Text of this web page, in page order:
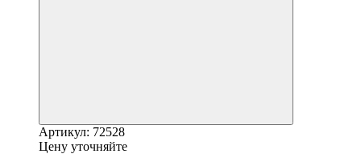
Артикул: 72528
Цену уточняйте